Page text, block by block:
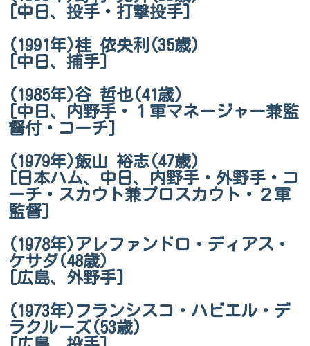
[中日、投手・打撃投手]
(1991年)桂 依央利(35歳)
[中日、捕手]
(1985年)谷 哲也(41歳)
[中日、内野手・１軍マネージャー兼監
督付・コーチ]
(1979年)飯山 裕志(47歳)
[日本ハム、中日、内野手・外野手・コ
ーチ・スカウト兼プロスカウト・２軍
監督]
(1978年)アレファンドロ・ディアス・
ケサダ(48歳)
[広島、外野手]
(1973年)フランシスコ・ハビエル・デ
ラクルーズ(53歳)